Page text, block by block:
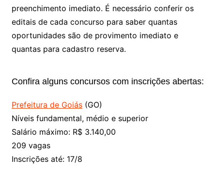
preenchimento imediato. É necessário conferir os
editais de cada concurso para saber quantas
oportunidades são de provimento imediato e
quantas para cadastro reserva.
Confira alguns concursos com inscrições abertas:
Prefeitura de Goiás(GO)
Níveis fundamental, médio e superior
Salário máximo: R$ 3.140,00
209 vagas
Inscrições até: 17/8